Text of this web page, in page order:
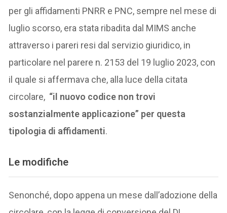
per gli affidamenti PNRR e PNC, sempre nel mese di
luglio scorso, era stata ribadita dal MIMS anche
attraverso i pareri resi dal servizio giuridico, in
particolare nel parere n. 2153 del 19 luglio 2023, con
il quale si affermava che, alla luce della citata
circolare, “il nuovo codice non trovi
sostanzialmente applicazione” per questa
tipologia di affidamenti.
Le modifiche
Senonché, dopo appena un mese dall’adozione della